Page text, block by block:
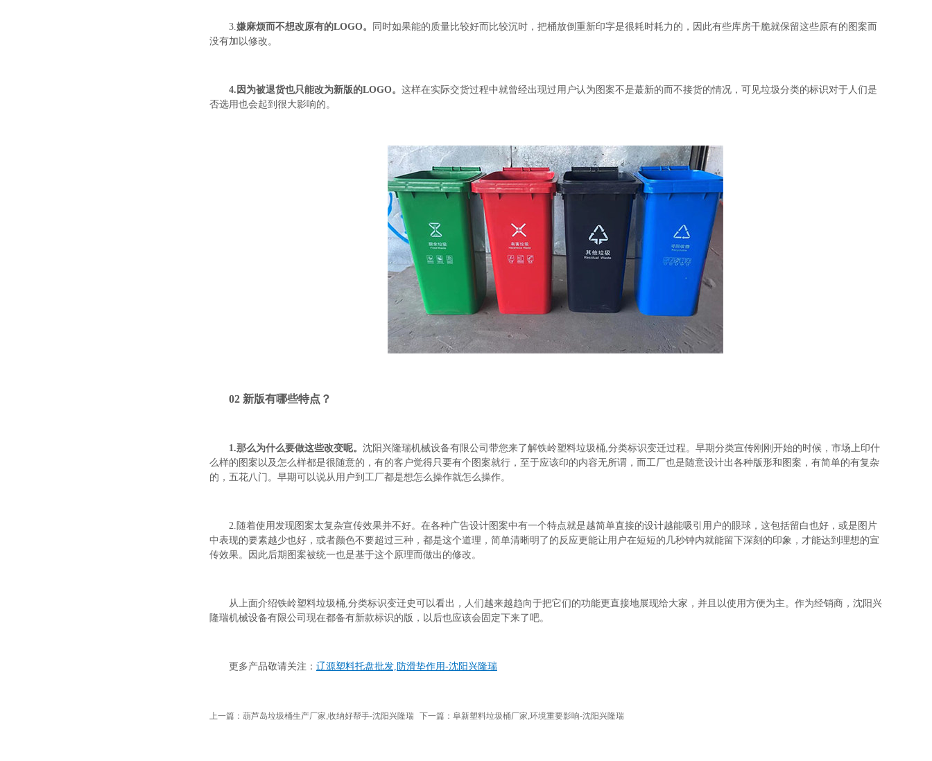
3.嫌麻烦而不想改原有的LOGO。
同时如果能的质量比较好而比较沉时，把桶放倒重新印字是很耗时耗力的，因此有些库房干脆就保留这些原有的图案而
没有加以修改。
4.因为被退货也只能改为新版的LOGO。 这样在实际交货过程中就曾经出现过用户认为图案不是蕞新的而不接货的情况，可见垃圾分类的标识对于人们是
否选用也会起到很大影响的。
02 新版有哪些特点？
1.那么为什么要做这些改变呢。 沈阳兴隆瑞机械设备有限公司带您来了解铁岭塑料垃圾桶,分类标识变迁过程。早期分类宣传刚刚开始的时候，市场上印什
么样的图案以及怎么样都是很随意的，有的客户觉得只要有个图案就行，至于应该印的内容无所谓，而工厂也是随意设计出各种版形和图案，有简单的有复杂
的，五花八门。早期可以说从用户到工厂都是想怎么操作就怎么操作。
2.随着使用发现图案太复杂宣传效果并不好。在各种广告设计图案中有一个特点就是越简单直接的设计越能吸引用户的眼球，这包括留白也好，或是图片
中表现的要素越少也好，或者颜色不要超过三种，都是这个道理，简单清晰明了的反应更能让用户在短短的几秒钟内就能留下深刻的印象，才能达到理想的宣
传效果。因此后期图案被统一也是基于这个原理而做出的修改。
从上面介绍铁岭塑料垃圾桶,分类标识变迁史可以看出，人们越来越趋向于把它们的功能更直接地展现给大家，并且以使用方便为主。作为经销商，沈阳兴
隆瑞机械设备有限公司现在都备有新款标识的版，以后也应该会固定下来了吧。
更多产品敬请关注： 辽源塑料托盘批发,防滑垫作用-沈阳兴隆瑞
上一篇：葫芦岛垃圾桶生产厂家,收纳好帮手-沈阳兴隆瑞 下一篇：阜新塑料垃圾桶厂家,环境重要影响-沈阳兴隆瑞